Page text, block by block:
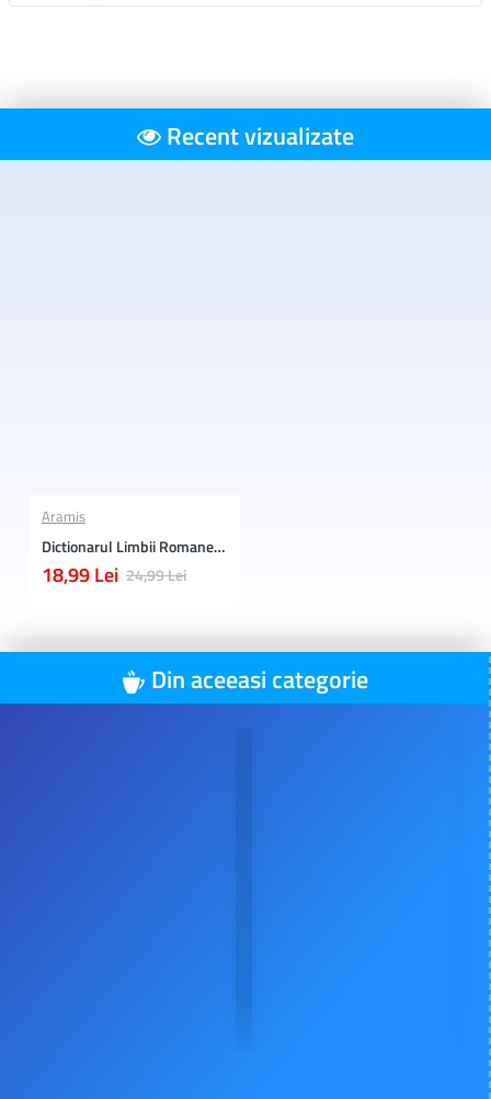
Recent vizualizate
Aramis
Dictionarul Limbii Romane pentru Scolari (Clasele 1-4)
18,99 Lei 24,99 Lei
Din aceeasi categorie